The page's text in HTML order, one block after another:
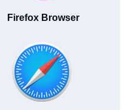
Firefox Browser